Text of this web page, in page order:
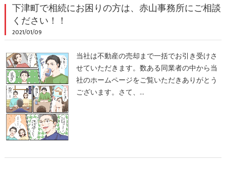
下津町で相続にお困りの方は、赤山事務所にご相談
ください！！
2021/01/09
当社は不動産の売却まで一括でお引き受けさ
せていただきます。数ある同業者の中から当
社のホームページをご覧いただきありがとう
ございます。さて、…